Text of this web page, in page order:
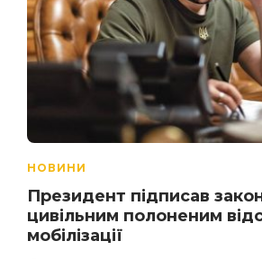
НОВИНИ
Президент підписав
цивільним полоненим
мобілізації